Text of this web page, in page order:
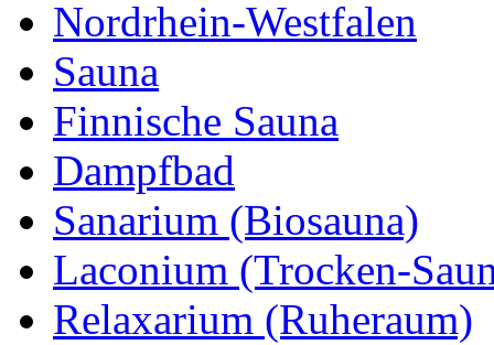
Nordrhein-Westfalen
Sauna
Finnische Sauna
Dampfbad
Sanarium (Biosauna)
Laconium (Trocken-
Relaxarium (Ruheraum)